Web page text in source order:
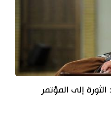
إلى المؤتمر